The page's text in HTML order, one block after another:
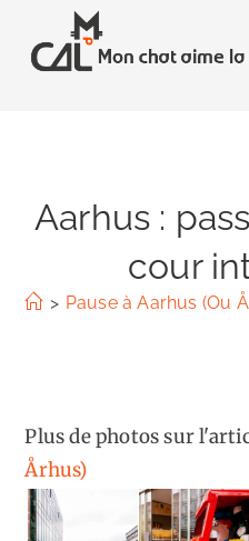
content
Aarhus :
cour
> Pause à Aarhus (Ou
Plus de photos sur
Århus)